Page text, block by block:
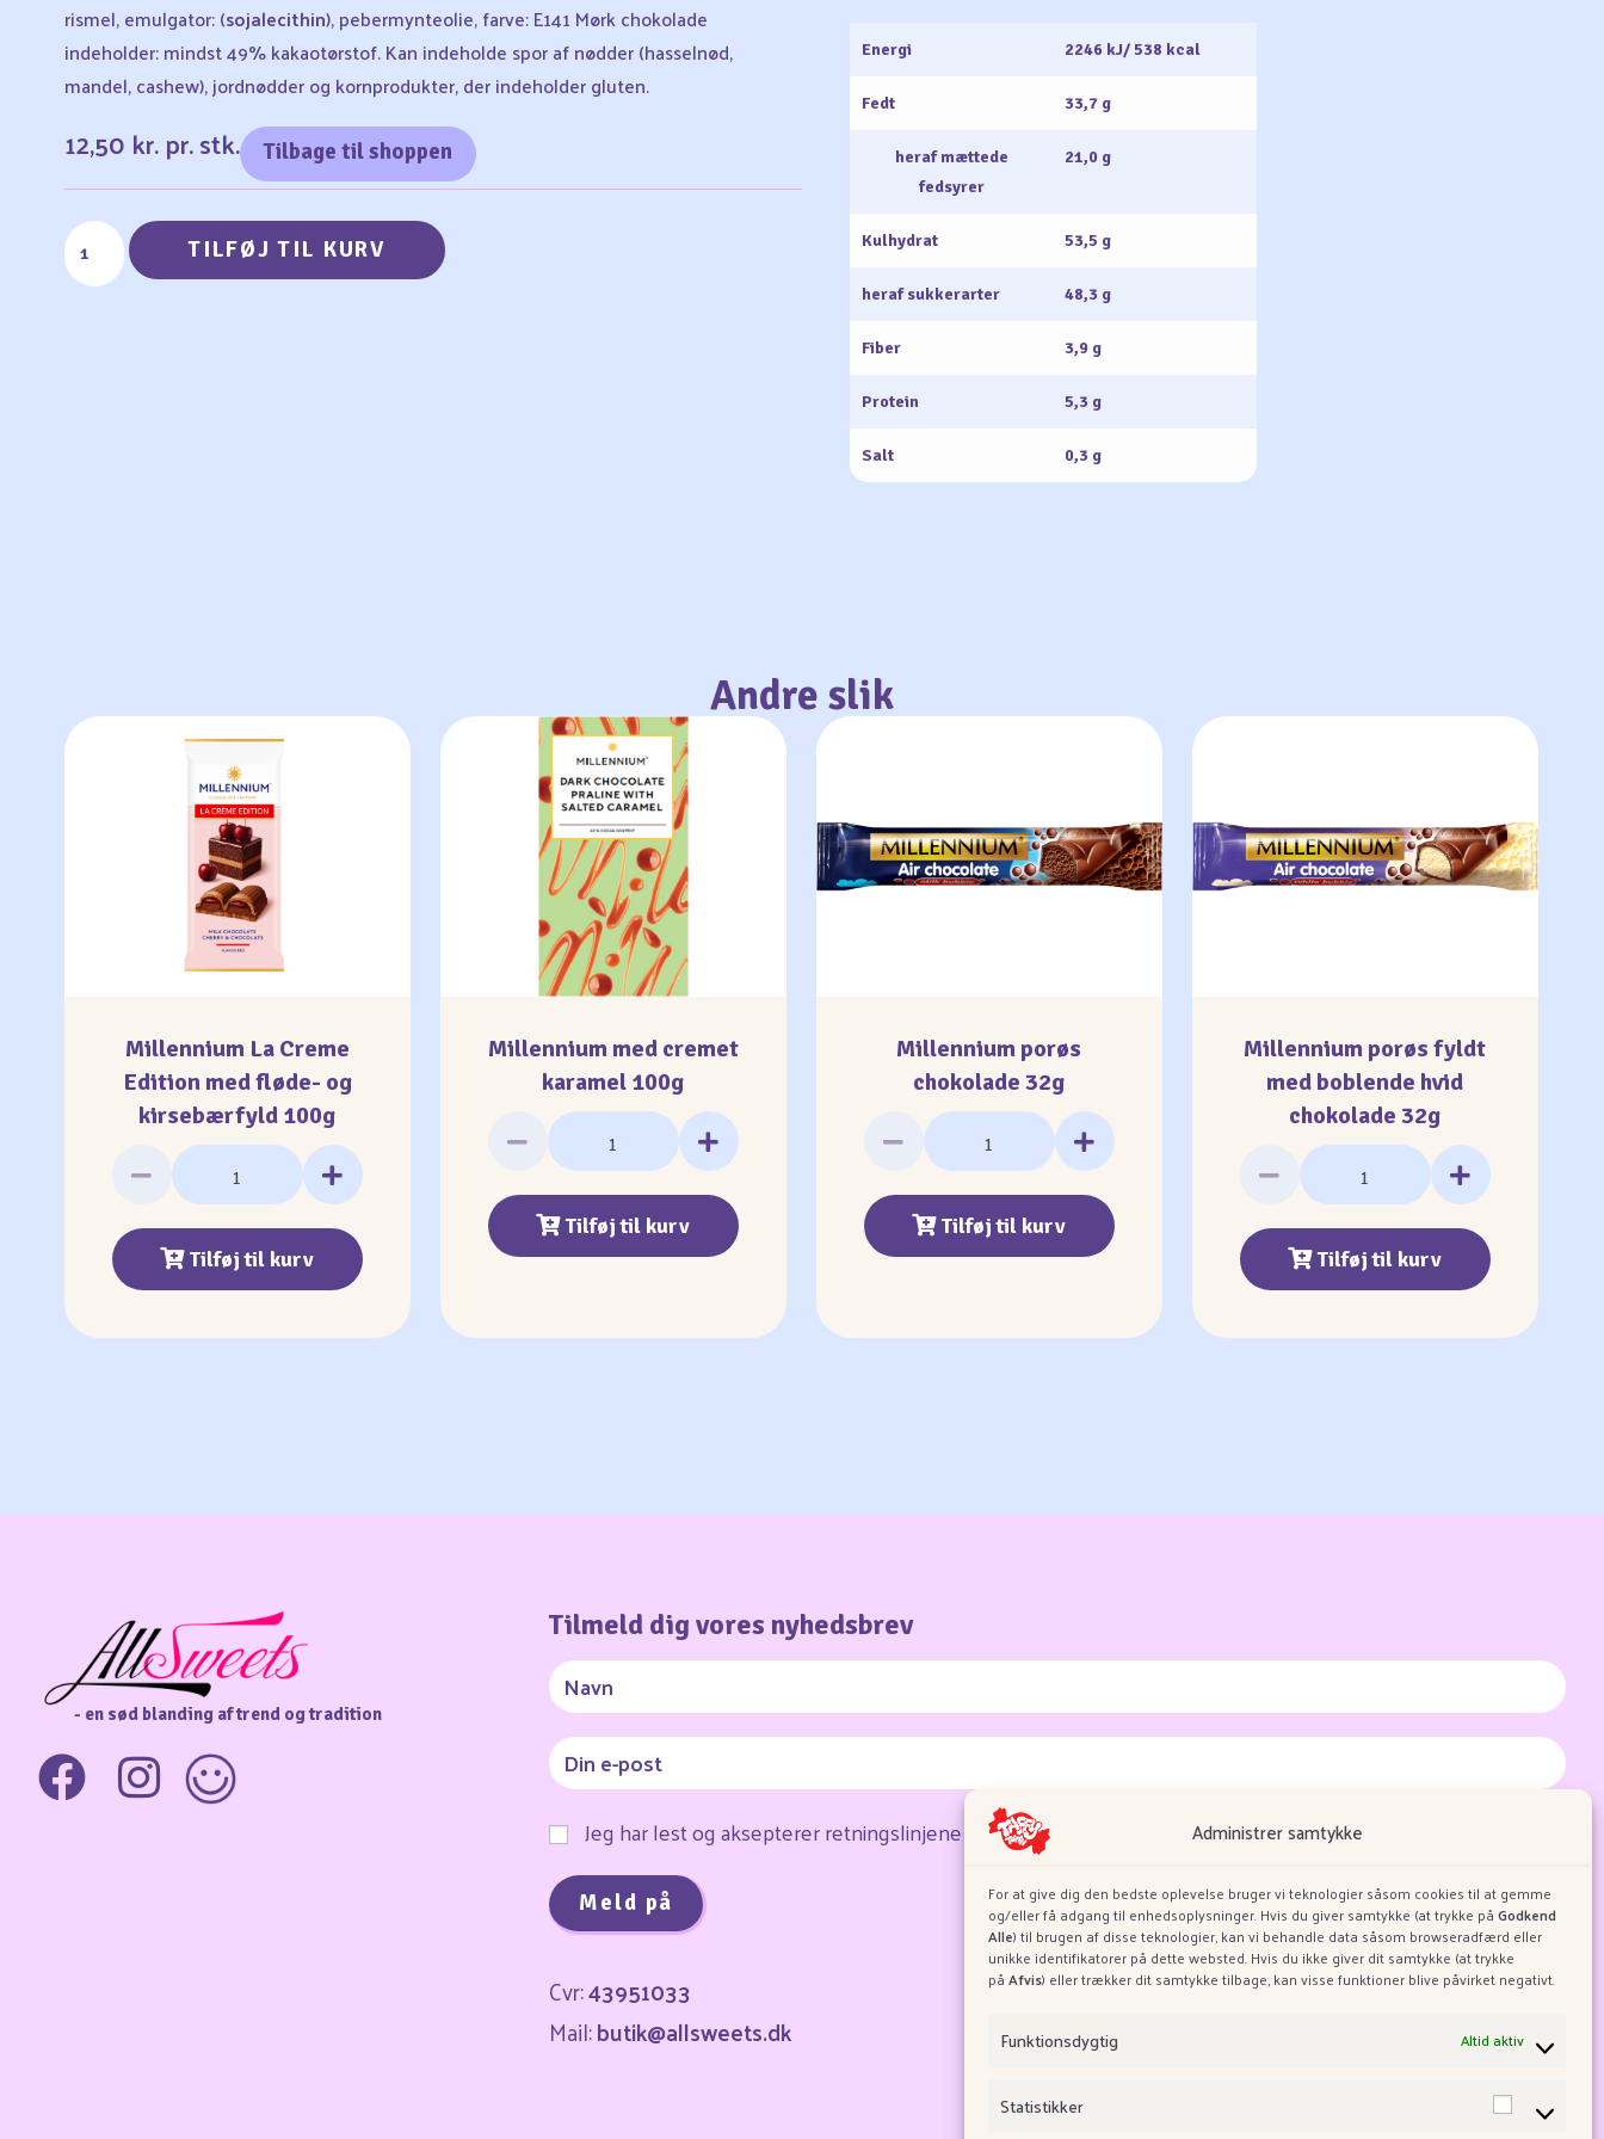
Administrer samtykke
For at give dig den bedste oplevelse bruger vi teknologier såsom cookies til at gemme
og/eller få adgang til enhedsoplysninger. Hvis du giver samtykke (at trykke påGodkend
Alle) til brugen af disse teknologier, kan vi behandle data såsom browseradfærd eller
unikke identifikatorer på dette websted. Hvis du ikke giver dit samtykke (at trykke
påAfvis) eller trækker dit samtykke tilbage, kan visse funktioner blive påvirket negativt.
Funktionsdygtig Altid aktiv
Statistikker
rismel, emulgator: (sojalecithin), pebermynteolie, farve: E141 Mørk chokolade
indeholder: mindst 49% kakaotørstof. Kan indeholde spor af nødder (hasselnød,
mandel, cashew), jordnødder og kornprodukter, der indeholder gluten.
12,50 kr.pr. stk. Tilbage til shoppen
TILFØJ TIL KURV
Energi 2246 kJ/ 538 kcal
Fedt 33,7 g
heraf mættede
fedsyrer
21,0 g
Kulhydrat 53,5 g
heraf sukkerarter 48,3 g
Fiber 3,9 g
Protein 5,3 g
Salt 0,3 g
Andre slik
Millennium La Creme
Edition med fløde- og
kirsebærfyld 100g
Tilføj til kurv
Millennium med cremet
karamel 100g
Tilføj til kurv
Millennium porøs
chokolade 32g
Tilføj til kurv
Millennium porøs fyldt
med boblende hvid
chokolade 32g
Tilføj til kurv
- en sød blanding af trend og tradition
Tilmeld dig vores nyhedsbrev
Jeg har lest og aksepterer retningslinjene for informasjonskapsler og personvern.
Cvr:43951033
Mail:butik@allsweets.dk
Om Taffy Town
Om Allsweets